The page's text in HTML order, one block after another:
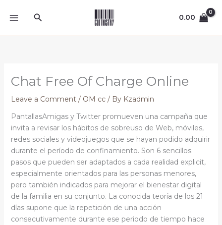
Search 0.00
Chat Free Of Charge Online
Leave a Comment / OM cc/ By Kzadmin
PantallasAmigas y Twitter promueven una campaña que
invita a revisar los hábitos de sobreuso de Web, móviles,
redes sociales y videojuegos que se hayan podido adquirir
durante el período de confinamiento. Son 6 sencillos
pasos que pueden ser adaptados a cada realidad explicit,
especialmente orientados para las personas menores,
pero también indicados para mejorar el bienestar digital
de la familia en su conjunto. La conocida teoría de los 21
días supone que la repetición de una acción
consecutivamente durante ese periodo de tiempo hace